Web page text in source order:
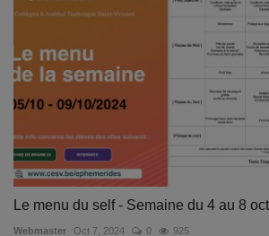
Le menu du self - Semaine du 4 au 8
Webmaster Oct 7, 2024 0 925